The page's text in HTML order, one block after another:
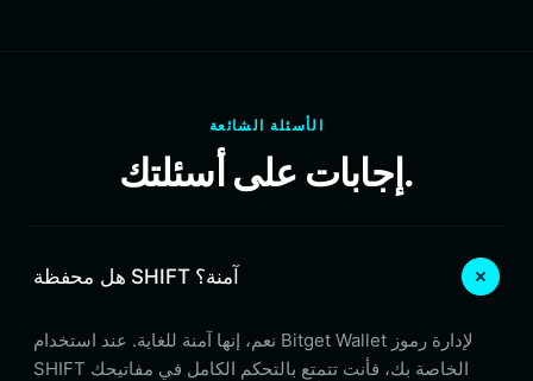
الأسئلة الشائعة
إجابات على أسئلتك.
هل محفظة SHIFT آمنة؟
نعم، إنها آمنة للغاية. عند استخدام Bitget Wallet لإدارة رموز
SHIFT الخاصة بك، فأنت تتمتع بالتحكم الكامل في مفاتيحك